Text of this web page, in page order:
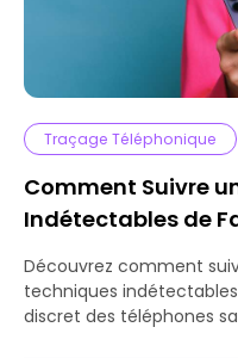
Traçage Téléphonique
Comment Suivre
Indétectables de
Découvrez comment
techniques
discret des téléphones